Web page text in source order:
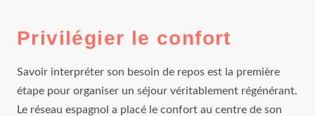
Privilégier le confort
Savoir interpréter son besoin de repos est la première
étape pour organiser un séjour véritablement régénérant.
Le réseau espagnol a placé le confort au centre de son